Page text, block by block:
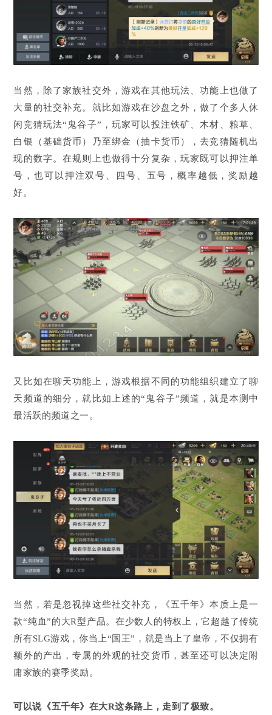
当然，除了家族社交外，游戏在其他玩法、功能上也做了
大量的社交补充。就比如游戏在沙盘之外，做了个多人休
闲竞猜玩法“鬼谷子”，玩家可以投注铁矿、木材、粮草、
白银（基础货币）乃至绑金（抽卡货币），去竞猜随机出
现的数字。在规则上也做得十分复杂，玩家既可以押注单
号，也可以押注双号、四号、五号，概率越低，奖励越
好。
又比如在聊天功能上，游戏根据不同的功能组织建立了聊
天频道的细分，就比如上述的“鬼谷子”频道，就是本测中
最活跃的频道之一。
当然，若是忽视掉这些社交补充，《五千年》本质上是一
款“纯血”的大R型产品。在少数人的特权上，它超越了传统
所有SLG游戏，你当上“国王”，就是当上了皇帝，不仅拥有
额外的产出，专属的外观的社交货币，甚至还可以决定附
庸家族的赛季奖励。
可以说《五千年》在大R这条路上，走到了极致。